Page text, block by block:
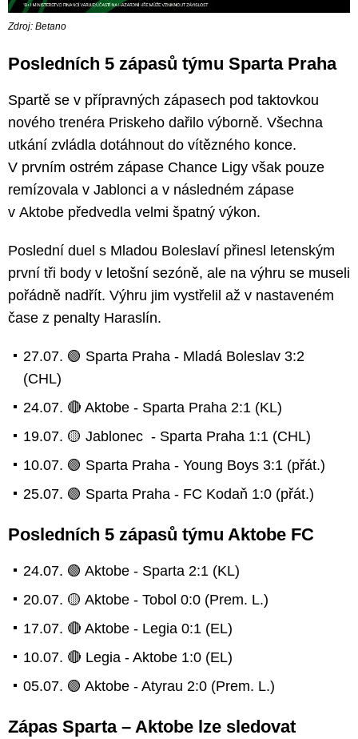
Zdroj: Betano
Posledních 5 zápasů týmu Sparta Praha
Spartě se v přípravných zápasech pod taktovkou
nového trenéra Priskeho dařilo výborně. Všechna
utkání zvládla dotáhnout do vítězného konce.
V prvním ostrém zápase Chance Ligy však pouze
remízovala v Jablonci a v následném zápase
v Aktobe předvedla velmi špatný výkon.
Poslední duel s Mladou Boleslaví přinesl letenským
první tři body v letošní sezóně, ale na výhru se museli
pořádně nadřít. Výhru jim vystřelil až v nastaveném
čase z penalty Haraslín.
27.07. 🟢 Sparta Praha - Mladá Boleslav 3:2
(CHL)
24.07. 🔴 Aktobe - Sparta Praha 2:1 (KL)
19.07. 🟡 Jablonec - Sparta Praha 1:1 (CHL)
10.07. 🟢 Sparta Praha - Young Boys 3:1 (přát.)
25.07. 🟢 Sparta Praha - FC Kodaň 1:0 (přát.)
Posledních 5 zápasů týmu Aktobe FC
24.07. 🟢 Aktobe - Sparta 2:1 (KL)
20.07. 🟡 Aktobe - Tobol 0:0 (Prem. L.)
17.07. 🔴 Aktobe - Legia 0:1 (EL)
10.07. 🔴 Legia - Aktobe 1:0 (EL)
05.07. 🟢 Aktobe - Atyrau 2:0 (Prem. L.)
Zápas Sparta – Aktobe lze sledovat